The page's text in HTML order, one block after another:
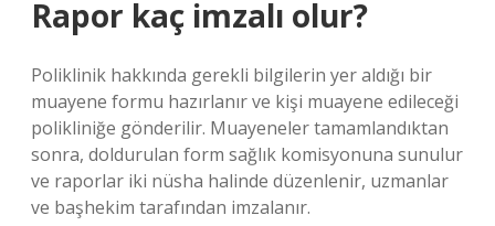
Rapor kaç imzalı olur?
Poliklinik hakkında gerekli bilgilerin yer aldığı bir
muayene formu hazırlanır ve kişi muayene edileceği
polikliniğe gönderilir. Muayeneler tamamlandıktan
sonra, doldurulan form sağlık komisyonuna sunulur
ve raporlar iki nüsha halinde düzenlenir, uzmanlar
ve başhekim tarafından imzalanır.